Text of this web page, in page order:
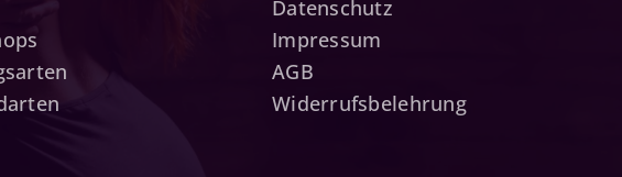
Datenschutz
Impressum
AGB
Widerrufsbelehrung